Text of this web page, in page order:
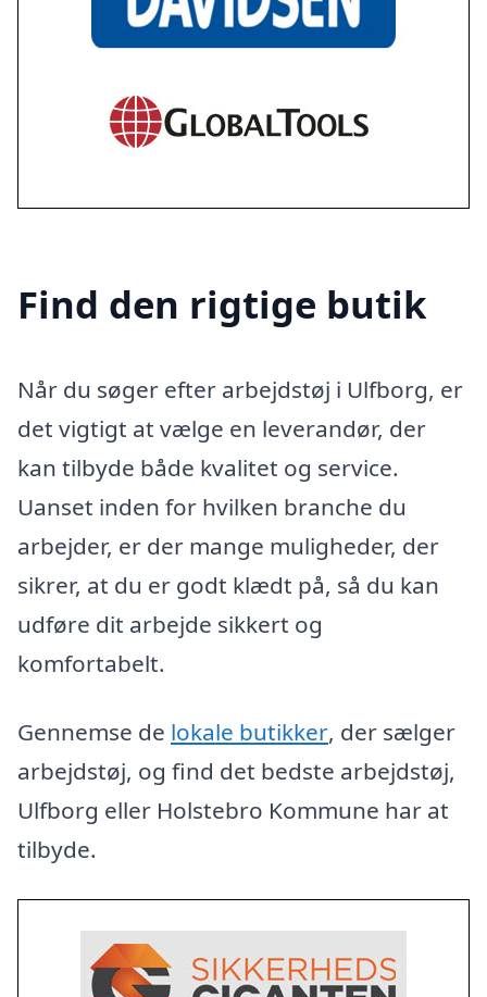
Find den rigtige butik
Når du søger efter arbejdstøj i Ulfborg, er
det vigtigt at vælge en leverandør, der
kan tilbyde både kvalitet og service.
Uanset inden for hvilken branche du
arbejder, er der mange muligheder, der
sikrer, at du er godt klædt på, så du kan
udføre dit arbejde sikkert og
komfortabelt.
Gennemse de lokale butikker, der sælger
arbejdstøj, og find det bedste arbejdstøj,
Ulfborg eller Holstebro Kommune har at
tilbyde.